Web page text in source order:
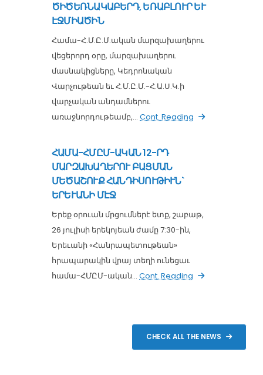
ԾԻԾԵՌՆԱԿԱԲԵՐԴ, ԵՌԱԲԼՈՒՐ ԵՒ
ԷՋՄԻԱԾԻՆ
Համա-Հ.Մ.Ը.Մ.ական մարզախաղերու
վեցերորդ օրը, մարզախաղերու
մասնակիցները, Կեդրոնական
Վարչութեան եւ Հ.Մ.Ը.Մ.-Հ.Ա.Ս.Կ.ի
վարչական անդամներու
առաջնորդութեամբ,... Cont. Reading
ՀԱՄԱ-ՀՄԸՄ-ԱԿԱՆ 12-ՐԴ
ՄԱՐԶԱԽԱՂԵՐՈՒ ԲԱՑՄԱՆ
ՄԵԾԱՇՈՒՔ ՀԱՆԴԻՍՈՒԹԻՒՆ`
ԵՐԵՒԱՆԻ ՄԷՋ
Երեք օրուան մրցումներէ ետք, շաբաթ,
26 յուլիսի երեկոյեան ժամը 7:30-ին,
Երեւանի «Հանրապետութեան»
հրապարակին վրայ տեղի ունեցաւ
համա-ՀՄԸՄ-ական... Cont. Reading
CHECK ALL THE NEWS